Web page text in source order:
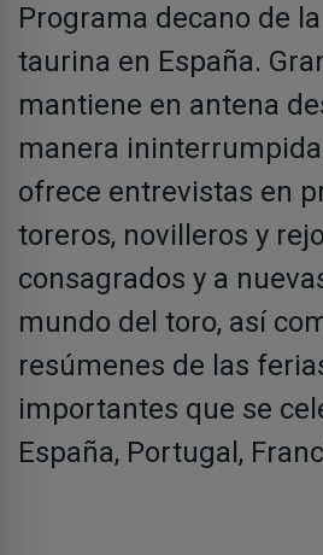
Programa decano de
taurina en España.
mantiene en antena
manera
ofrece entrevistas en
toreros, novilleros y
consagrados y a
mundo del toro, así
resúmenes de las
importantes que se
España, Portugal,